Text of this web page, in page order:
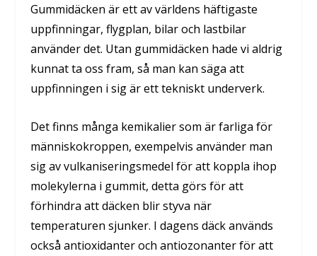
Gummidäcken är ett av världens häftigaste
uppfinningar, flygplan, bilar och lastbilar
använder det. Utan gummidäcken hade vi aldrig
kunnat ta oss fram, så man kan säga att
uppfinningen i sig är ett tekniskt underverk.
Det finns många kemikalier som är farliga för
människokroppen, exempelvis använder man
sig av vulkaniseringsmedel för att koppla ihop
molekylerna i gummit, detta görs för att
förhindra att däcken blir styva när
temperaturen sjunker. I dagens däck används
också antioxidanter och antiozonanter för att